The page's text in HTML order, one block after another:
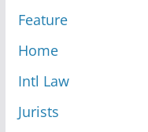
Feature
Home
Intl Law
Jurists